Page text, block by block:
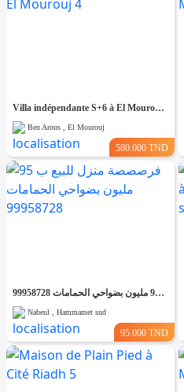
Villa indépendante S+6 à El Mourouj 4
Ben Arous , El Mourouj
580.000 TND
فرصصصة منزل للبيع ب 95 مليون بضواحي الحمامات 99958728
Nabeul , Hammamet sud
95.000 TND